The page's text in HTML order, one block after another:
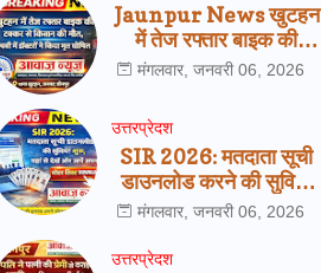
Jaunpur News खुटहन
में तेज रफ्तार बाइक की
टक्कर से किसान की मौत,
मंगलवार, जनवरी 06, 2026
उत्तरप्रेदश
SIR 2026: मतदाता सूची
डाउनलोड करने की सुविधा
शुरू, यहां से देखें अपना नाम
मंगलवार, जनवरी 06, 2026
उत्तरप्रेदश